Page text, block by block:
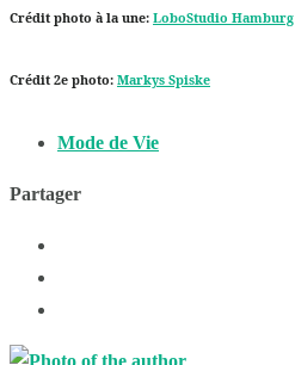
Crédit photo à la une: LoboStudio Hamburg
Crédit 2e photo: Markys Spiske
Mode de Vie
Partager